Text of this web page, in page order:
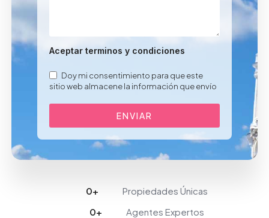
Aceptar terminos y condiciones
Doy mi consentimiento para que este
sitio web almacene la información que envío
ENVIAR
0+
Propiedades Únicas
0+
Agentes Expertos